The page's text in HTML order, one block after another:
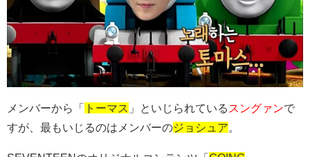
メンバーから「 トーマス 」といじられている スングァンで
すが、最もいじるのはメンバーのジョシュア